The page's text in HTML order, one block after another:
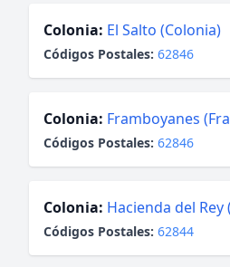
Colonia: El Salto (Colonia)
Códigos Postales: 62846
Colonia: Framboyanes
Códigos Postales: 62846
Colonia: Hacienda del
Códigos Postales: 62844